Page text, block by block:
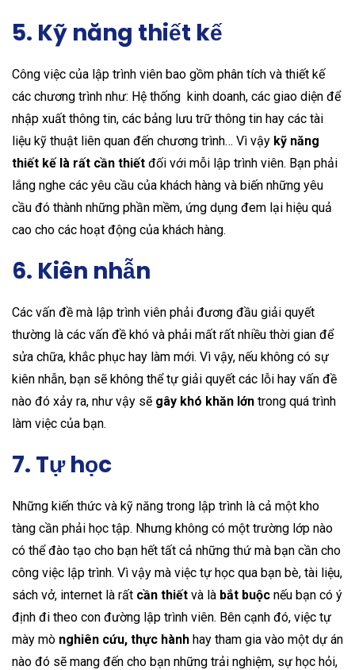
5. Kỹ năng thiết kế
Công việc của lập trình viên bao gồm phân tích và thiết kế
các chương trình như: Hệ thống kinh doanh, các giao diện để
nhập xuất thông tin, các bảng lưu trữ thông tin hay các tài
liệu kỹ thuật liên quan đến chương trình… Vì vậy kỹ năng
thiết kế là rất cần thiết đối với mỗi lập trình viên. Bạn phải
lắng nghe các yêu cầu của khách hàng và biến những yêu
cầu đó thành những phần mềm, ứng dụng đem lại hiệu quả
cao cho các hoạt động của khách hàng.
6. Kiên nhẫn
Các vấn đề mà lập trình viên phải đương đầu giải quyết
thường là các vấn đề khó và phải mất rất nhiều thời gian để
sửa chữa, khắc phục hay làm mới. Vì vậy, nếu không có sự
kiên nhẫn, bạn sẽ không thể tự giải quyết các lỗi hay vấn đề
nào đó xảy ra, như vậy sẽ gây khó khăn lớn trong quá trình
làm việc của bạn.
7. Tự học
Những kiến thức và kỹ năng trong lập trình là cả một kho
tàng cần phải học tập. Nhưng không có một trường lớp nào
có thể đào tạo cho bạn hết tất cả những thứ mà bạn cần cho
công việc lập trình. Vì vậy mà việc tự học qua bạn bè, tài liệu,
sách vở, internet là rất cần thiết và là bắt buộc nếu bạn có ý
định đi theo con đường lập trình viên. Bên cạnh đó, việc tự
mày mò nghiên cứu, thực hành hay tham gia vào một dự án
nào đó sẽ mang đến cho bạn những trải nghiệm, sự học hỏi,